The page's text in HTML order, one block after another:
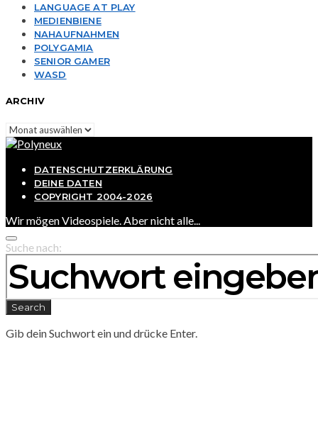
LANGUAGE AT PLAY
MEDIENBIENE
NAHAUFNAHMEN
POLYGAMIA
SENIOR GAMER
WASD
ARCHIV
Archiv
DATENSCHUTZERKLÄRUNG
DEINE DATEN
COPYRIGHT 2004-2026
Wir mögen Videospiele. Aber nicht alle...
Suche nach:
Search
Gib dein Suchwort ein und drücke Enter.